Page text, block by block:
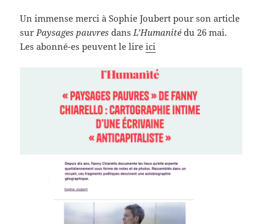
Un immense merci à Sophie Joubert pour son article
surPaysages pauvres dansL’Humanitédu 26 mai.
Les abonné-es peuvent le lireici